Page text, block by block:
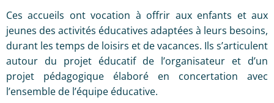
Ces accueils ont vocation à offrir aux enfants et aux
jeunes des activités éducatives adaptées à leurs besoins,
durant les temps de loisirs et de vacances. Ils s’articulent
autour du projet éducatif de l’organisateur et d’un
projet pédagogique élaboré en concertation avec
l’ensemble de l’équipe éducative.